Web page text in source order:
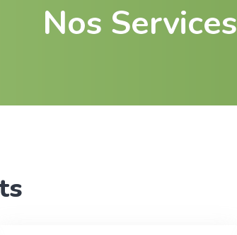
Nos Services